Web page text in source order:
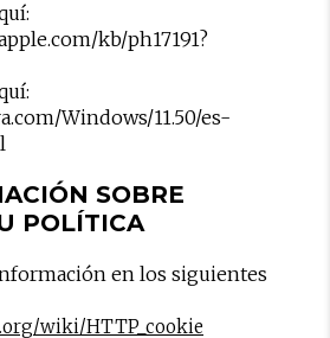
kb/ph17191?
Windows/11.50/es-
SOBRE
POLÍTICA
en los siguientes
wiki/HTTP_cookie